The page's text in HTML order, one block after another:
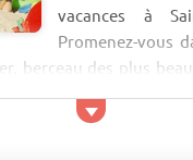
vacances à
Promenez-vous
berceau des plus
français, flânez le
de Saint Nazaire,